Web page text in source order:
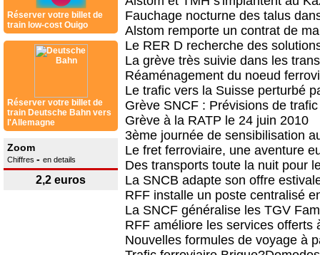
Réserver votre billet de
train low-cost Ouigo
Réserver votre billet de
train Deutsche Bahn vers
l'Allemagne
Zoom
Chiffres - en details
2,2 euros
Fauchage nocturne des talus
Alstom remporte un contrat de
Le RER D recherche des
La grève très suivie dans les
Réaménagement du noeud
Le trafic vers la Suisse perturbé
Grève SNCF : Prévisions de
Grève à la RATP le 24 juin 2010
3ème journée de sensibilisation
Le fret ferroviaire, une aventure
Des transports toute la nuit pour
La SNCB adapte son offre
RFF installe un poste centralisé
La SNCF généralise les TGV
RFF améliore les services offerts
Nouvelles formules de voyage à